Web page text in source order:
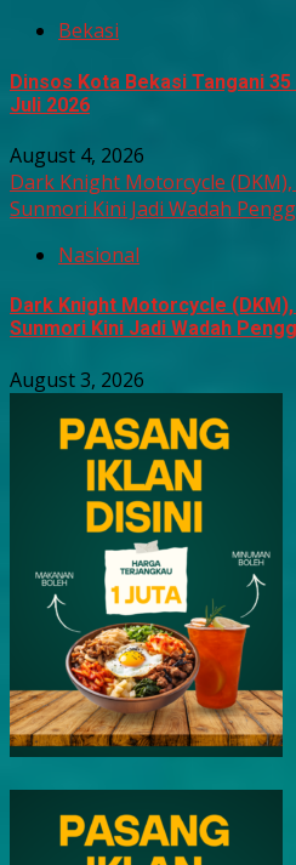
Bekasi
Dinsos Kota Bekasi Tangani
Juli 2026
August 4, 2026
Dark Knight Motorcycle
Sunmori Kini Jadi Wadah
Nasional
Dark Knight Motorcycle
Sunmori Kini Jadi Wadah
August 3, 2026